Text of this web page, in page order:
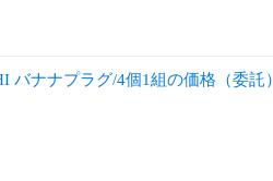
バナナプラグ/4個1組の価格（委託）